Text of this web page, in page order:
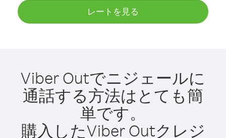
レートを見る
Viber Outでニジェールに
通話する方法はとても簡
単です。
購入したViber Outクレジ